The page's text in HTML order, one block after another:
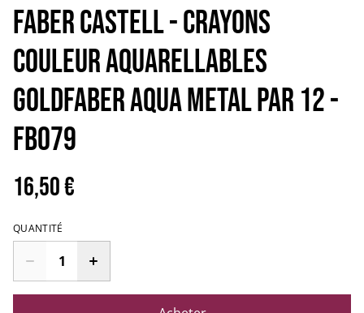
FABER CASTELL - CRAYONS
COULEUR AQUARELLABLES
GOLDFABER AQUA METAL PAR 12 -
FB079
16,50 €
QUANTITÉ